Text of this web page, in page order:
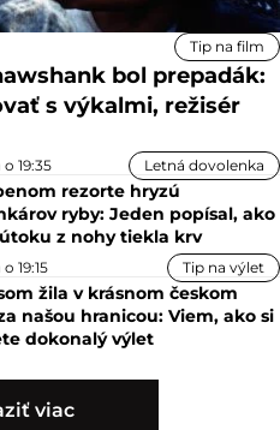
Tip na film
bol prepadák:
s výkalmi, režisér
19:35 Letná dovolenka
rezorte hryzú
ryby: Jeden popísal, ako
z nohy tiekla krv
19:15 Tip na výlet
žila v krásnom českom
našou hranicou: Viem, ako si
dokonalý výlet
viac